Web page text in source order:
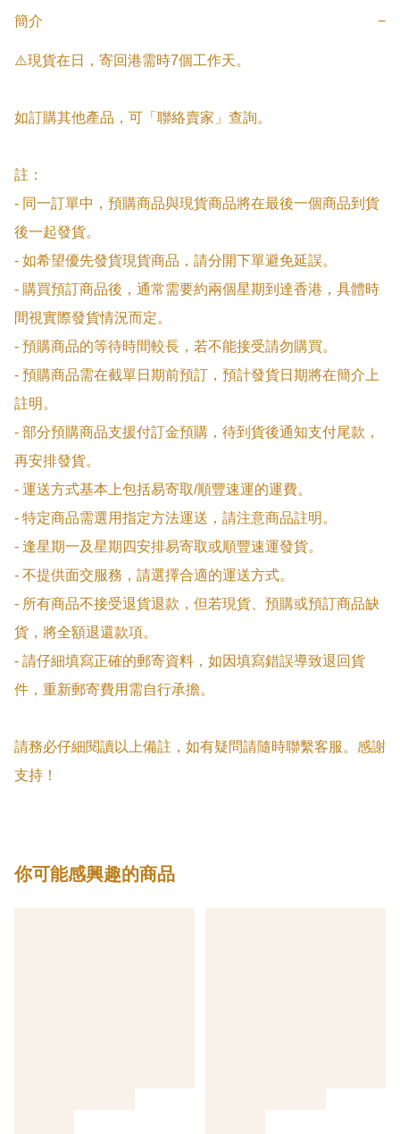
簡介 −
⚠️現貨在日，寄回港需時7個工作天。
如訂購其他產品，可「聯絡賣家」查詢。
註：
- 同一訂單中，預購商品與現貨商品將在最後一個商品到貨
後一起發貨。
- 如希望優先發貨現貨商品，請分開下單避免延誤。
- 購買預訂商品後，通常需要約兩個星期到達香港，具體時
間視實際發貨情況而定。
- 預購商品的等待時間較長，若不能接受請勿購買。
- 預購商品需在截單日期前預訂，預計發貨日期將在簡介上
註明。
- 部分預購商品支援付訂金預購，待到貨後通知支付尾款，
再安排發貨。
- 運送方式基本上包括易寄取/順豐速運的運費。
- 特定商品需選用指定方法運送，請注意商品註明。
- 逢星期一及星期四安排易寄取或順豐速運發貨。
- 不提供面交服務，請選擇合適的運送方式。
- 所有商品不接受退貨退款，但若現貨、預購或預訂商品缺
貨，將全額退還款項。
- 請仔細填寫正確的郵寄資料，如因填寫錯誤導致退回貨
件，重新郵寄費用需自行承擔。
請務必仔細閱讀以上備註，如有疑問請隨時聯繫客服。感謝
支持！
你可能感興趣的商品